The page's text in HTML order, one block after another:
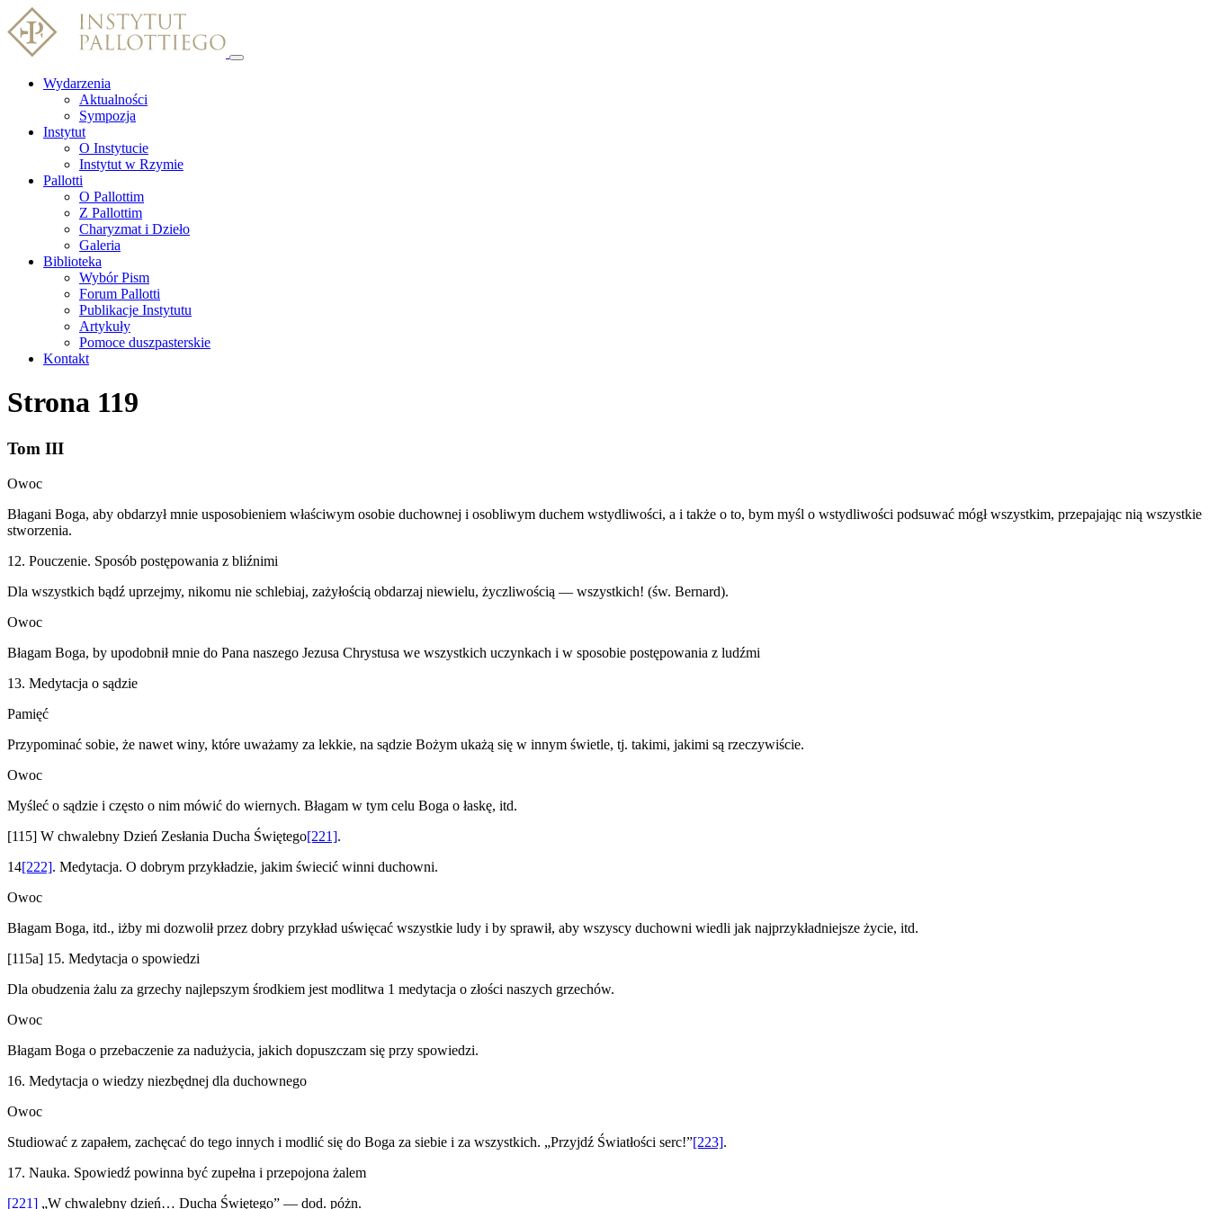
Wydarzenia
Aktualności
Sympozja
Instytut
O Instytucie
Instytut w Rzymie
Pallotti
O Pallottim
Z Pallottim
Charyzmat i Dzieło
Galeria
Biblioteka
Wybór Pism
Forum Pallotti
Publikacje Instytutu
Artykuły
Pomoce duszpasterskie
Kontakt
Strona 119
Tom III
Owoc
Błagani Boga, aby obdarzył mnie usposobieniem właściwym osobie duchownej i osobliwym duchem wstydliwości, a i także o to, bym myśl o wstydliwości podsuwać mógł wszystkim, przepajając nią wszystkie
stworzenia.
12. Pouczenie. Sposób postępowania z bliźnimi
Dla wszystkich bądź uprzejmy, nikomu nie schlebiaj, zażyłością obdarzaj niewielu, życzliwością — wszystkich! (św. Bernard).
Owoc
Błagam Boga, by upodobnił mnie do Pana naszego Jezusa Chrystusa we wszystkich uczynkach i w sposobie postępowania z ludźmi
13. Medytacja o sądzie
Pamięć
Przypominać sobie, że nawet winy, które uważamy za lekkie, na sądzie Bożym ukażą się w innym świetle, tj. takimi, jakimi są rzeczywiście.
Owoc
Myśleć o sądzie i często o nim mówić do wiernych. Błagam w tym celu Boga o łaskę, itd.
[115] W chwalebny Dzień Zesłania Ducha Świętego[221].
14[222]. Medytacja. O dobrym przykładzie, jakim świecić winni duchowni.
Owoc
Błagam Boga, itd., iżby mi dozwolił przez dobry przykład uświęcać wszystkie ludy i by sprawił, aby wszyscy duchowni wiedli jak najprzykładniejsze życie, itd.
[115a] 15. Medytacja o spowiedzi
Dla obudzenia żalu za grzechy najlepszym środkiem jest modlitwa 1 medytacja o złości naszych grzechów.
Owoc
Błagam Boga o przebaczenie za nadużycia, jakich dopuszczam się przy spowiedzi.
16. Medytacja o wiedzy niezbędnej dla duchownego
Owoc
Studiować z zapałem, zachęcać do tego innych i modlić się do Boga za siebie i za wszystkich. „Przyjdź Światłości serc!”[223].
17. Nauka. Spowiedź powinna być zupełna i przepojona żalem
[221] „W chwalebny dzień… Ducha Świętego” — dod. póżn.